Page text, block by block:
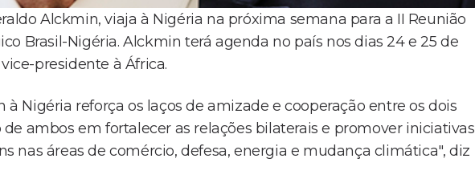
Alckmin, viaja à Nigéria na próxima semana para a II Reunião
Brasil-Nigéria. Alckmin terá agenda no país nos dias 24 e 25 de
presidente à África.
Nigéria reforça os laços de amizade e cooperação entre os dois
ambos em fortalecer as relações bilaterais e promover iniciativas
nas áreas de comércio, defesa, energia e mudança climática", diz